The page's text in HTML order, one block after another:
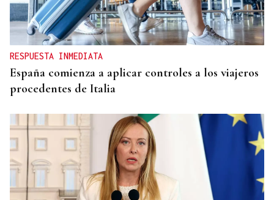
RESPUESTA INMEDIATA
España comienza a aplicar controles a los viajeros
procedentes de Italia